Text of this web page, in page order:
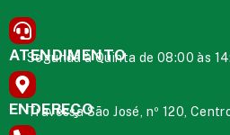
ATENDIMENTO
Segunda à Quinta de 08:00 às
ENDEREÇO
Travessa São José, nº 120,